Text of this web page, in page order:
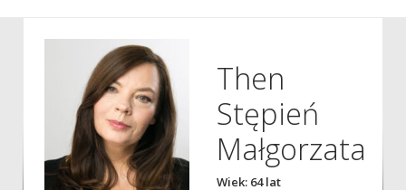
Then
Stępień
Małgorzata
Wiek: 64 lat